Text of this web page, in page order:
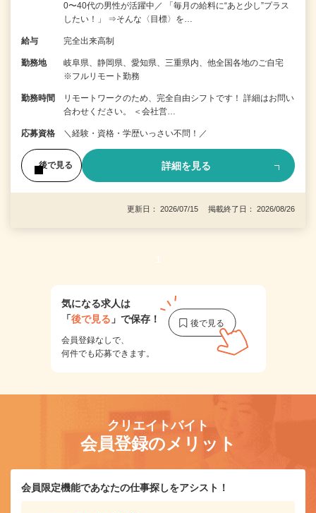
0〜40代の男性が活躍中／ 「毎月の給料に“あと少し”プラス
したい！」 ⇒そんな〈目標〉を…
給与 完全出来高制
勤務地
岐阜県、静岡県、愛知県、三重県内、他全国各地のご自宅
※フルリモート勤務
勤務時間
リモートワークのため、完全自由シフトです！ 詳細はお問い
合わせください。 ＜会社営…
応募資格 ＼経験・資格・学歴いっさい不問！／
後で見る 詳細を見る
更新日： 2026/07/15 掲載終了日： 2026/08/26
1
気になる求人は
「後で見る 」で保存！
会員登録なしで、
何件でも応募できます。
クリエイトバイト
会員登録のメリット
会員限定機能であなたの仕事探しをアシスト！